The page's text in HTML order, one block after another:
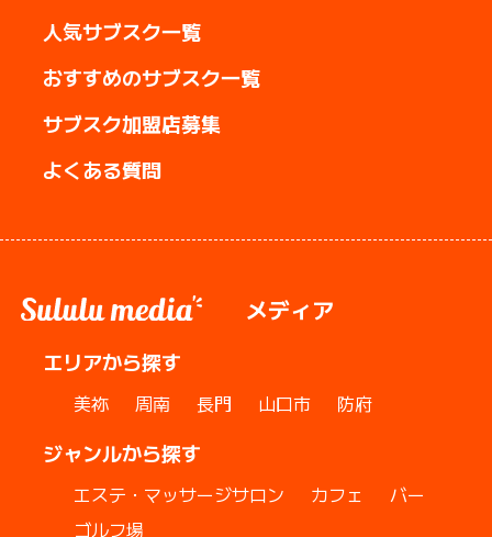
人気サブスク一覧
おすすめのサブスク一覧
サブスク加盟店募集
よくある質問
メディア
エリアから探す
美祢 周南 長門 山口市 防府
ジャンルから探す
エステ・マッサージサロン カフェ
バー
ゴルフ場